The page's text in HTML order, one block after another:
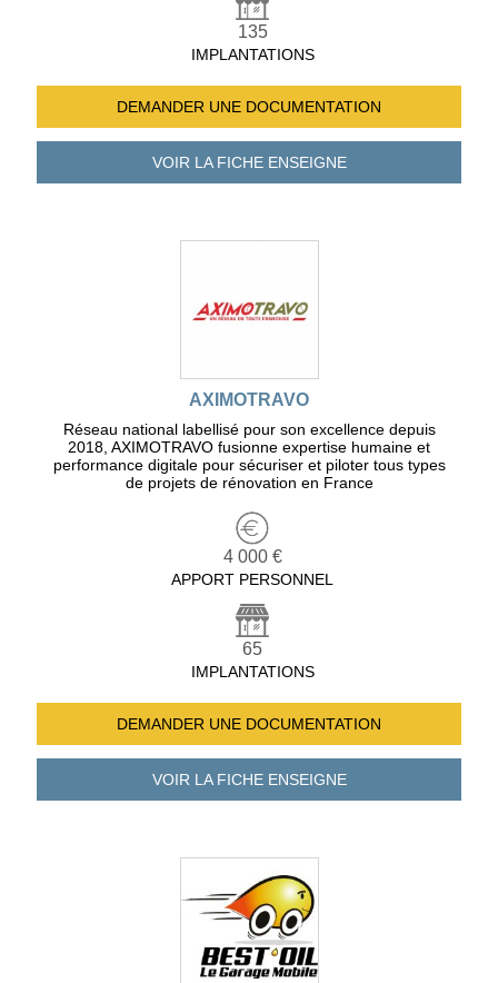
135
IMPLANTATIONS
DEMANDER UNE DOCUMENTATION
VOIR LA FICHEENSEIGNE
AXIMOTRAVO
Réseau national labellisé pour son excellence depuis
2018, AXIMOTRAVO fusionne expertise humaine et
performance digitale pour sécuriser et piloter tous types
de projets de rénovation en France
4 000 €
APPORT PERSONNEL
65
IMPLANTATIONS
DEMANDER UNE DOCUMENTATION
VOIR LA FICHEENSEIGNE